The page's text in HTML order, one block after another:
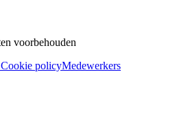
voorbehouden
Cookie policyMedewerkers